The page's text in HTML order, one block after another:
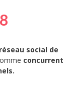
social de
concurrent